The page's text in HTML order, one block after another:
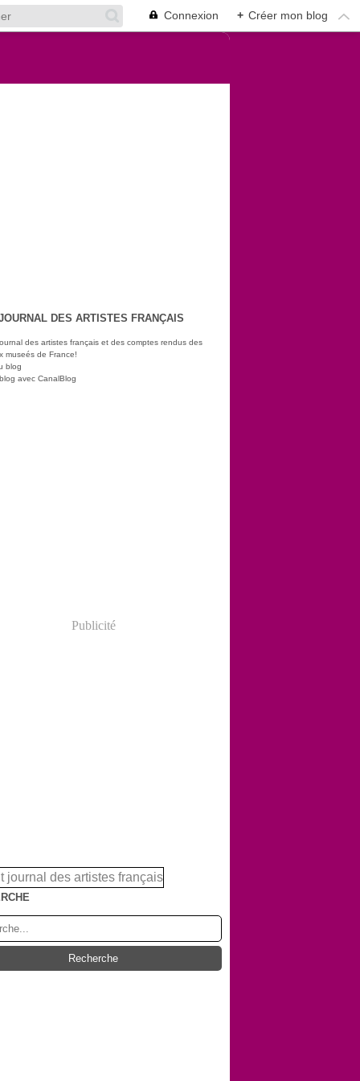
Connexion + Créer mon blog
DES ARTISTES FRANÇAIS
des artistes français et des comptes rendus des
museés de France!
blog
avec CanalBlog
Publicité